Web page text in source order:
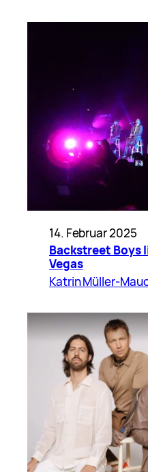
14. Februar 2025
Backstreet Boys
Vegas
Katrin Müller-